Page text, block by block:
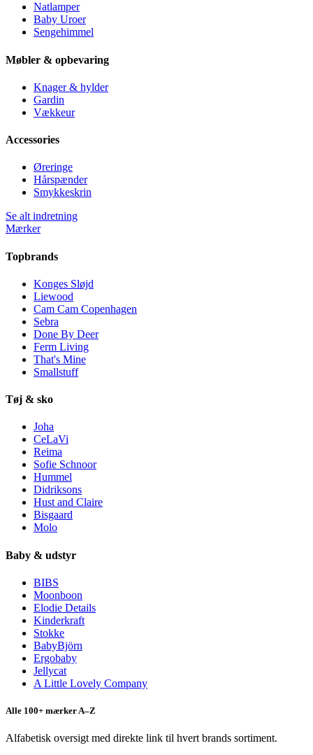
Natlamper
Baby Uroer
Sengehimmel
Møbler & opbevaring
Knager & hylder
Gardin
Vækkeur
Accessories
Øreringe
Hårspænder
Smykkeskrin
Se alt indretning
Mærker
Topbrands
Konges Sløjd
Liewood
Cam Cam Copenhagen
Sebra
Done By Deer
Ferm Living
That's Mine
Smallstuff
Tøj & sko
Joha
CeLaVi
Reima
Sofie Schnoor
Hummel
Didriksons
Hust and Claire
Bisgaard
Molo
Baby & udstyr
BIBS
Moonboon
Elodie Details
Kinderkraft
Stokke
BabyBjörn
Ergobaby
Jellycat
A Little Lovely Company
Alle 100+ mærker A–Z
Alfabetisk oversigt med direkte link til hvert brands sortiment.